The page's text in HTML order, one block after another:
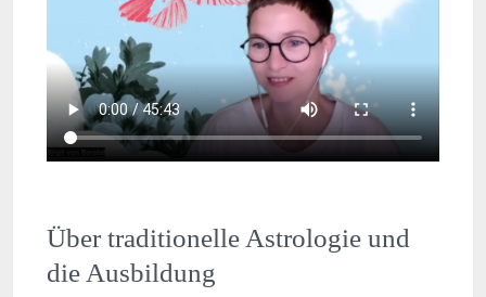
Über traditionelle Astrologie und
die Ausbildung